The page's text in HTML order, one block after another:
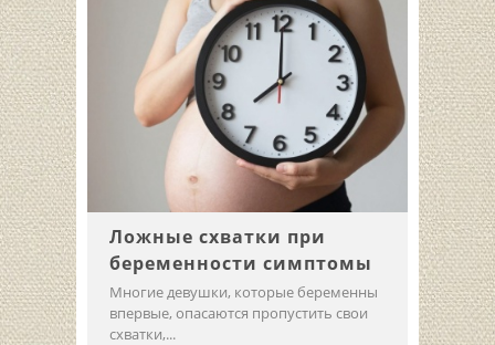
Ложные схватки при
беременности симптомы
Многие девушки, которые беременны
впервые, опасаются пропустить свои
схватки,...